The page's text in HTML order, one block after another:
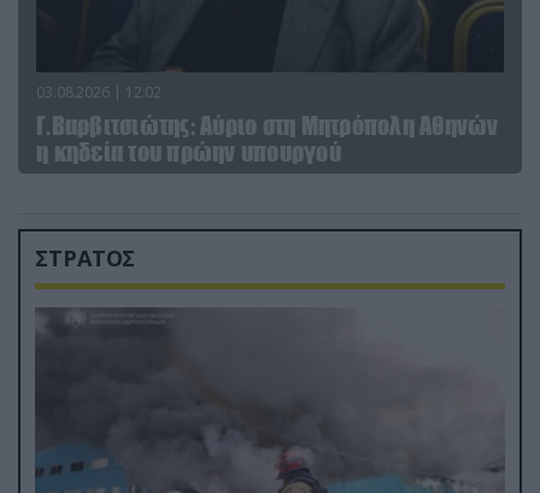
03.08.2026 | 12:02
Γ.Βαρβιτσιώτης: Aύριο στη Μητρόπολη Αθηνών
η κηδεία του πρώην υπουργού
ΣΤΡΑΤΟΣ